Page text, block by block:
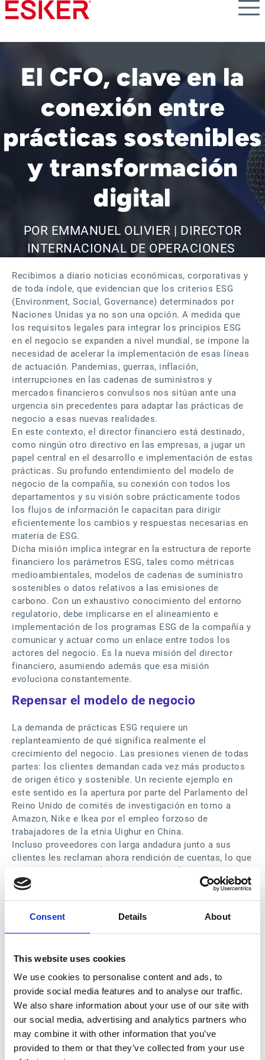
Consent Details About
This website uses cookies
We use cookies to personalise content and ads, to
provide social media features and to analyse our traffic.
We also share information about your use of our site with
our social media, advertising and analytics partners who
may combine it with other information that you’ve
provided to them or that they’ve collected from your use
Skip
to
content
El CFO, clave en la
conexión entre
prácticas sostenibles
y transformación
digital
POR EMMANUEL OLIVIER | DIRECTOR
INTERNACIONAL DE OPERACIONES
Recibimos a diario noticias económicas, corporativas y
de toda índole, que evidencian que los criterios ESG
(Environment, Social, Governance) determinados por
Naciones Unidas ya no son una opción. A medida que
los requisitos legales para integrar los principios ESG
en el negocio se expanden a nivel mundial, se impone la
necesidad de acelerar la implementación de esas líneas
de actuación. Pandemias, guerras, inflación,
interrupciones en las cadenas de suministros y
mercados financieros convulsos nos sitúan ante una
urgencia sin precedentes para adaptar las prácticas de
negocio a esas nuevas realidades.
En este contexto, el director financiero está destinado,
como ningún otro directivo en las empresas, a jugar un
papel central en el desarrollo e implementación de estas
prácticas. Su profundo entendimiento del modelo de
negocio de la compañía, su conexión con todos los
departamentos y su visión sobre prácticamente todos
los flujos de información le capacitan para dirigir
eficientemente los cambios y respuestas necesarias en
materia de ESG.
Dicha misión implica integrar en la estructura de reporte
financiero los parámetros ESG, tales como métricas
medioambientales, modelos de cadenas de suministro
sostenibles o datos relativos a las emisiones de
carbono. Con un exhaustivo conocimiento del entorno
regulatorio, debe implicarse en el alineamiento e
implementación de los programas ESG de la compañía y
comunicar y actuar como un enlace entre todos los
actores del negocio. Es la nueva misión del director
financiero, asumiendo además que esa misión
evoluciona constantemente.
Repensar el modelo de negocio
La demanda de prácticas ESG requiere un
replanteamiento de qué significa realmente el
crecimiento del negocio. Las presiones vienen de todas
partes: los clientes demandan cada vez más productos
de origen ético y sostenible. Un reciente ejemplo en
este sentido es la apertura por parte del Parlamento del
Reino Unido de comités de investigación en torno a
Amazon, Nike e Ikea por el empleo forzoso de
trabajadores de la etnia Uighur en China.
Incluso proveedores con larga andadura junto a sus
clientes les reclaman ahora rendición de cuentas, lo que
a veces termina con la ruptura de vínculos diríamos
históricos: por ejemplo, PricewaterhouseCoopers ha
Boohoo a raíz de presuntas prácticas de esclavitud
laboral en sus fábricas, hasta el punto de que finalmente
auditoría.
Accionistas e inversores, asimismo, están empezando a
mirar muy de cerca lo sostenibles que son sus
inversiones, tanto desde el punto de vista ambiental
como financiero. Por ejemplo, el banco francés de
inversiones BNP Paribas no volverá a financiar a
empresas que instalen fábricas alimentadas con carbón,
porque se trata de actividades de riesgo en las que los